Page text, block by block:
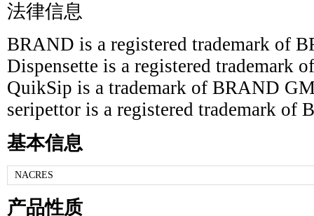
法律信息
BRAND is a registered trademark of
Dispensette is a registered trademark
QuikSip is a trademark of BRAND
seripettor is a registered trademark
基本信息
NACRES
产品性质